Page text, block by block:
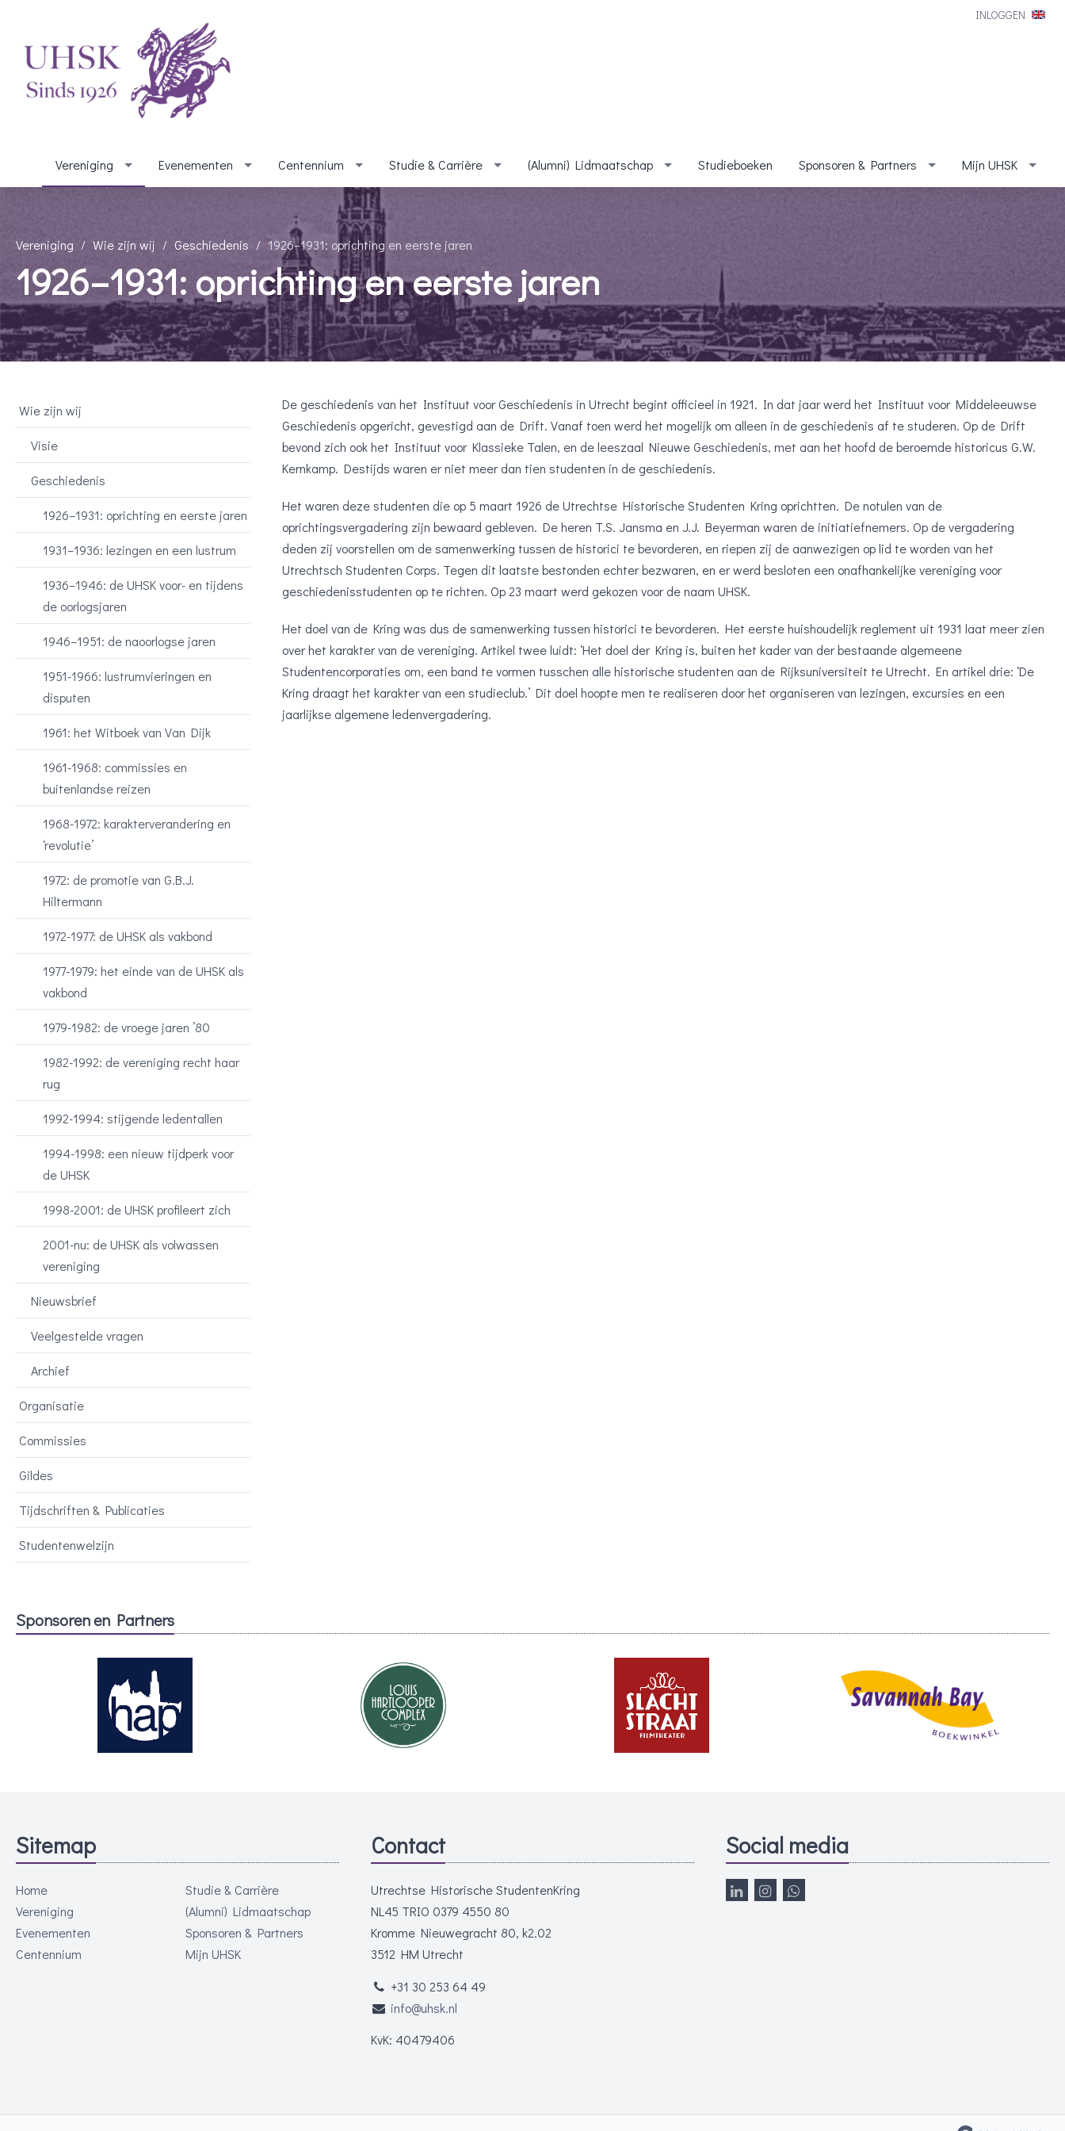
INLOGGEN
Vereniging Evenementen Centennium Studie & Carrière (Alumni) Lidmaatschap Studieboeken Sponsoren & Partners Mijn UHSK
Vereniging Wie zijn wij Geschiedenis 1926–1931: oprichting en eerste jaren
1926–1931: oprichting en eerste jaren
Wie zijn wij
Visie
Geschiedenis
1926–1931: oprichting en eerste jaren
1931–1936: lezingen en een lustrum
1936–1946: de UHSK voor- en tijdens
de oorlogsjaren
1946–1951: de naoorlogse jaren
1951-1966: lustrumvieringen en
disputen
1961: het Witboek van Van Dijk
1961-1968: commissies en
buitenlandse reizen
1968-1972: karakterverandering en
‘revolutie’
1972: de promotie van G.B.J.
Hiltermann
1972-1977: de UHSK als vakbond
1977-1979: het einde van de UHSK als
vakbond
1979-1982: de vroege jaren ’80
1982-1992: de vereniging recht haar
rug
1992-1994: stijgende ledentallen
1994-1998: een nieuw tijdperk voor
de UHSK
1998-2001: de UHSK profileert zich
2001-nu: de UHSK als volwassen
vereniging
Nieuwsbrief
Veelgestelde vragen
Archief
Organisatie
Commissies
Gildes
Tijdschriften & Publicaties
Studentenwelzijn
De geschiedenis van het Instituut voor Geschiedenis in Utrecht begint officieel in 1921. In dat jaar werd het Instituut voor Middeleeuwse
Geschiedenis opgericht, gevestigd aan de Drift. Vanaf toen werd het mogelijk om alleen in de geschiedenis af te studeren. Op de Drift
bevond zich ook het Instituut voor Klassieke Talen, en de leeszaal Nieuwe Geschiedenis, met aan het hoofd de beroemde historicus G.W.
Kernkamp. Destijds waren er niet meer dan tien studenten in de geschiedenis.
Het waren deze studenten die op 5 maart 1926 de Utrechtse Historische Studenten Kring oprichtten. De notulen van de
oprichtingsvergadering zijn bewaard gebleven. De heren T.S. Jansma en J.J. Beyerman waren de initiatiefnemers. Op de vergadering
deden zij voorstellen om de samenwerking tussen de historici te bevorderen, en riepen zij de aanwezigen op lid te worden van het
Utrechtsch Studenten Corps. Tegen dit laatste bestonden echter bezwaren, en er werd besloten een onafhankelijke vereniging voor
geschiedenisstudenten op te richten. Op 23 maart werd gekozen voor de naam UHSK.
Het doel van de Kring was dus de samenwerking tussen historici te bevorderen. Het eerste huishoudelijk reglement uit 1931 laat meer zien
over het karakter van de vereniging. Artikel twee luidt: ‘Het doel der Kring is, buiten het kader van der bestaande algemeene
Studentencorporaties om, een band te vormen tusschen alle historische studenten aan de Rijksuniversiteit te Utrecht. En artikel drie: ‘De
Kring draagt het karakter van een studieclub.’ Dit doel hoopte men te realiseren door het organiseren van lezingen, excursies en een
jaarlijkse algemene ledenvergadering.
Sponsoren en Partners
Sitemap
Home
Vereniging
Evenementen
Centennium
Studie & Carrière
(Alumni) Lidmaatschap
Sponsoren & Partners
Mijn UHSK
Contact
Utrechtse Historische StudentenKring
NL45 TRIO 0379 4550 80
Kromme Nieuwegracht 80, k2.02
3512 HM Utrecht
+31 30 253 64 49
info@uhsk.nl
KvK: 40479406
Social media